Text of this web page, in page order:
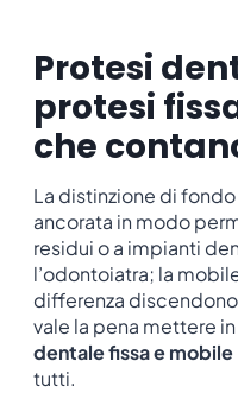
Protesi
protesi
che
La distinzione di
ancorata in modo
residui o a impianti
l’odontoiatra; la
differenza
vale la pena mettere
dentale fissa e mobile
tutti.